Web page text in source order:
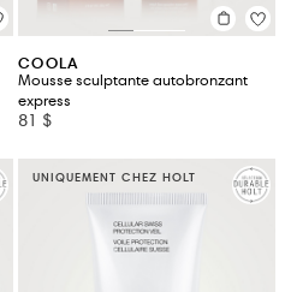
COOLA
Mousse sculptante autobronzant
express
81 $
UNIQUEMENT CHEZ HOLT